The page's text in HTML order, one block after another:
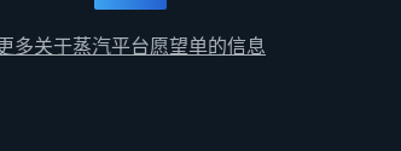
多关于蒸汽平台愿望单的信息